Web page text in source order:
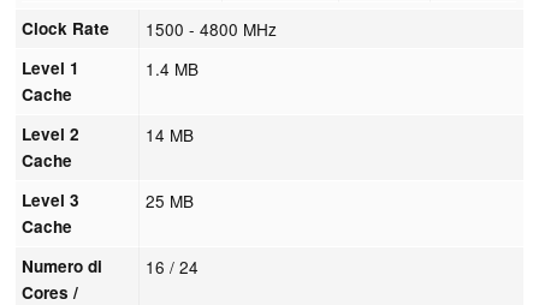
Clock Rate 1500 - 4800 MHz
Level 1
Cache
1.4 MB
Level 2
Cache
14 MB
Level 3
Cache
25 MB
Numero di
Cores /
16 / 24